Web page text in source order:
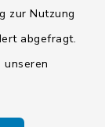
zur Nutzung
abgefragt.